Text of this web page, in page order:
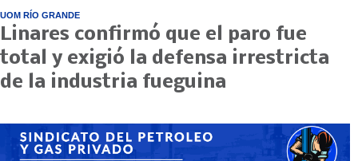
UOM RÍO GRANDE
Linares confirmó que el paro fue
total y exigió la defensa irrestricta
de la industria fueguina